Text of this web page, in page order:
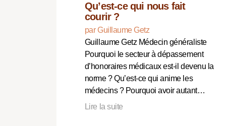
Qu’est-ce qui nous fait
courir ?
par Guillaume Getz
Guillaume Getz Médecin généraliste
Pourquoi le secteur à dépassement
d’honoraires médicaux est-il devenu la
norme ? Qu’est-ce qui anime les
médecins ? Pourquoi avoir autant…
Lire la suite